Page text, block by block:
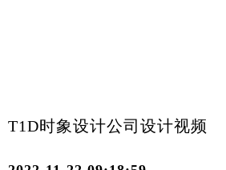
T1D时象设计公司设计视频